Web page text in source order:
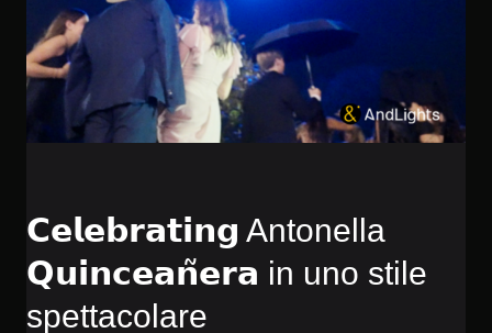
𝗖𝗲𝗹𝗲𝗯𝗿𝗮𝘁𝗶𝗻𝗴 Antonella
𝗤𝘂𝗶𝗻𝗰𝗲𝗮𝗻̃𝗲𝗿𝗮 in uno stile
spettacolare